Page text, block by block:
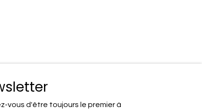
vous d'être toujours le premier à